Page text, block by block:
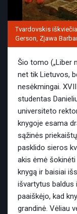
Tvardovskis
Gerson, Zjawa
Šio tomo („Liber
net tik Lietuvos,
nesėkmingai.
studentas
universiteto
knygoje esama
sąžinės
pasklido sieros
akis ėmė
knygą ir baisiai
išvartytus baldus
paaiškėjo, kad
grandinė. Vėliau